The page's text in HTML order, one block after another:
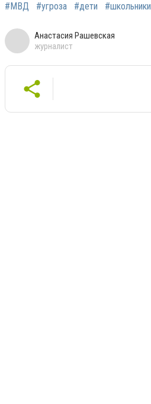
#МВД #угроза #дети #школьники
Анастасия Рашевская
журналист